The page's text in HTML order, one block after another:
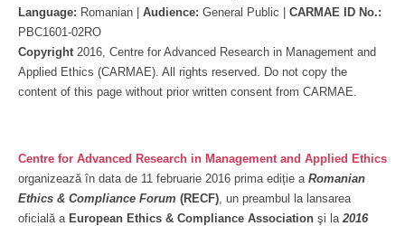
Language: Romanian | Audience: General Public | CARMAE ID No.:
PBC1601-02RO
Copyright2016, Centre for Advanced Research in Management and
Applied Ethics (CARMAE). All rights reserved. Do not copy the
content of this page without prior written consent from CARMAE.
Centre for Advanced Research in Management and Applied Ethics
organizează în data de 11 februarie 2016 prima ediție a Romanian
Ethics & Compliance Forum (RECF), un preambul la lansarea
oficială a European Ethics & Compliance Association şi la 2016